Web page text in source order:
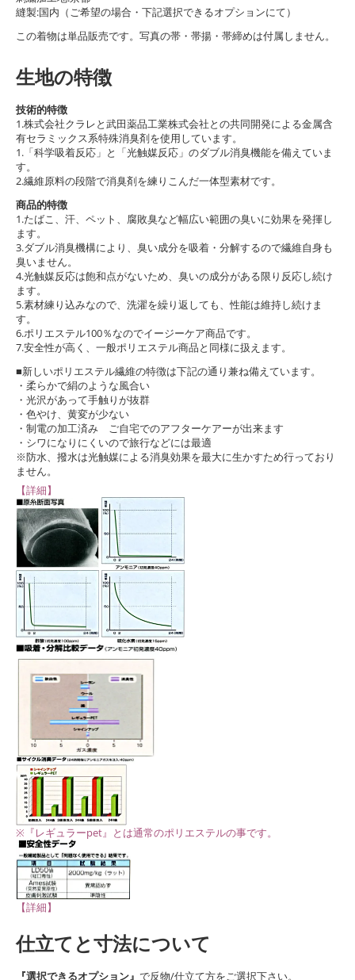
縫製:国内（ご希望の場合・下記選択できるオプションにて）
この着物は単品販売です。写真の帯・帯揚・帯締めは付属しません。
生地の特徴
技術的特徴
1.株式会社クラレと武田薬品工業株式会社との共同開発による金属含
有セラミックス系特殊消臭剤を使用しています。
1.「科学吸着反応」と「光触媒反応」のダブル消臭機能を備えていま
す。
2.繊維原料の段階で消臭剤を練りこんだ一体型素材です。
商品的特徴
1.たばこ、汗、ペット、腐敗臭など幅広い範囲の臭いに効果を発揮し
ます。
3.ダブル消臭機構により、臭い成分を吸着・分解するので繊維自身も
臭いません。
4.光触媒反応は飽和点がないため、臭いの成分がある限り反応し続け
ます。
5.素材練り込みなので、洗濯を繰り返しても、性能は維持し続けま
す。
6.ポリエステル100％なのでイージーケア商品です。
7.安全性が高く、一般ポリエステル商品と同様に扱えます。
■新しいポリエステル繊維の特徴は下記の通り兼ね備えています。
・柔らかで絹のような風合い
・光沢があって手触りが抜群
・色やけ、黄変が少ない
・制電の加工済み ご自宅でのアフターケアーが出来ます
・シワになりにくいので旅行などには最適
※防水、撥水は光触媒による消臭効果を最大に生かすため行っており
ません。
【詳細】
※『レギュラーpet』とは通常のポリエステルの事です。
【詳細】
仕立てと寸法について
『選択できるオプション』 で反物/仕立て方をご選択下さい。